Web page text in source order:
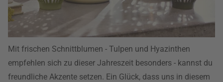
Mit frischen Schnittblumen - Tulpen und Hyazinthen
empfehlen sich zu dieser Jahreszeit besonders - kannst du
freundliche Akzente setzen. Ein Glück, dass uns in diesem